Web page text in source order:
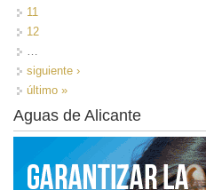
11
12
siguiente ›
último »
Aguas de Alicante